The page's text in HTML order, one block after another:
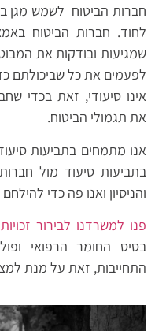
חברות הביטוח לשמש מגן
לחוד. חברות הביטוח
שמגיעות ובודקות את
לפעמים את כל שביכולתם
אינו סיעודי, זאת בכדי
את תגמולי הביטוח.
אנו מתמחים בתביעות סיעוד
בתביעות סיעוד מול
והניסיון ואנו פה כדי להילחם
פנו למשרדנו לבירור
בסיס החומר הרפואי
התחייבות, זאת על מנת